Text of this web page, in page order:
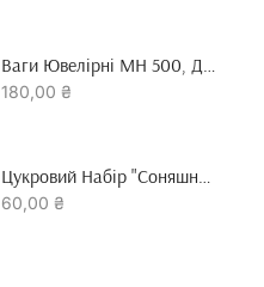
180,00 ₴
60,00 ₴